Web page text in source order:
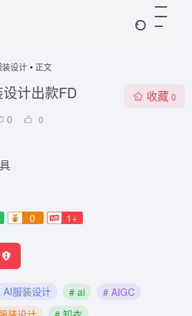
装设计 • 正文
计出款FD
0 0
收藏 0
0 1+
AI服装设计 # ai
# AIGC